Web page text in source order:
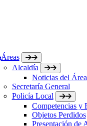
Áreas
Alcaldía
Noticias del Área
Secretaría General
Policía Local
Competencias y
Objetos Perdidos
Presentación de